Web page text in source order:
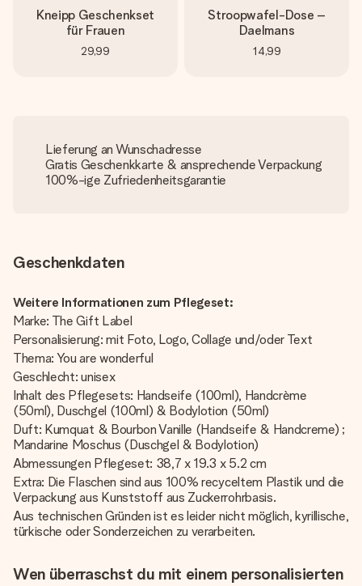
Kneipp Geschenkset
für Frauen
29,99
Stroopwafel-Dose –
Daelmans
14,99
Lieferung an Wunschadresse
Gratis Geschenkkarte & ansprechende Verpackung
100%-ige Zufriedenheitsgarantie
Geschenkdaten
Weitere Informationen zum Pflegeset:
Marke: The Gift Label
Personalisierung: mit Foto, Logo, Collage und/oder Text
Thema: You are wonderful
Geschlecht: unisex
Inhalt des Pflegesets: Handseife (100ml), Handcrème
(50ml), Duschgel (100ml) & Bodylotion (50ml)
Duft: Kumquat & Bourbon Vanille (Handseife & Handcreme) ;
Mandarine Moschus (Duschgel & Bodylotion)
Abmessungen Pflegeset: 38,7 x 19.3 x 5.2 cm
Extra: Die Flaschen sind aus 100% recyceltem Plastik und die
Verpackung aus Kunststoff aus Zuckerrohrbasis.
Aus technischen Gründen ist es leider nicht möglich, kyrillische,
türkische oder Sonderzeichen zu verarbeiten.
Wen überraschst du mit einem personalisierten